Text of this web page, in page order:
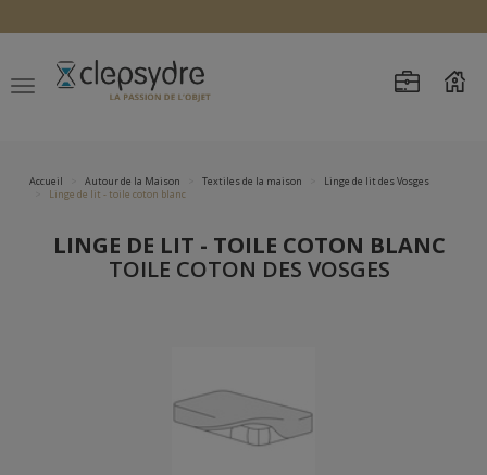
Accueil Autour de la Maison Textiles de la maison
Linge de lit des Vosges
Linge de lit - toile coton blanc
LINGE DE LIT - TOILE COTON BLANC
TOILE COTON DES VOSGES